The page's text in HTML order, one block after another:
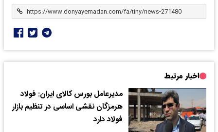
اخبار مرتبط
مدیرعامل بورس کالای ایران: فولاد
هرمزگان نقشی اساسی در تنظیم بازار
فولاد دارد